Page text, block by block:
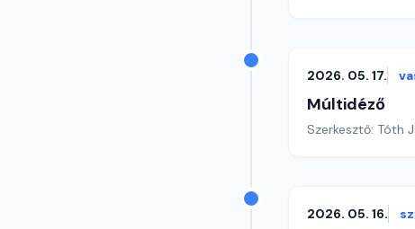
2026. 05. 17.
Múltidéző
Szerkesztő: Tóth
2026. 05. 16.